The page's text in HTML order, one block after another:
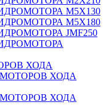
M5X130
M5X180
JMF250
ХОДА
ХОДА
ХОДА